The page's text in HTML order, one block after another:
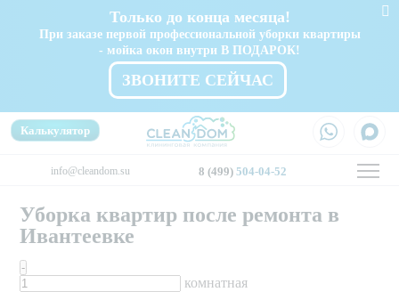
Только до конца месяца!
При заказе первой профессиональной уборки квартиры
- мойка окон внутри В ПОДАРОК!
ЗВОНИТЕ СЕЙЧАС
info@cleandom.su 8 (499) 504-04-52
Калькулятор
Уборка квартир после ремонта в
Ивантеевке
-
комнатная